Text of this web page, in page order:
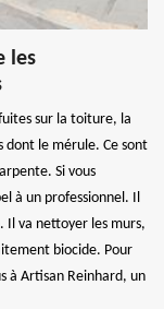
les
sur la toiture, la
le mérule. Ce sont
Si vous
à un professionnel. Il
Il va nettoyer les murs,
biocide. Pour
à Artisan Reinhard, un